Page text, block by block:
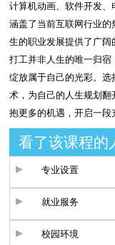
计算机动画、软件开发、
涵盖了当前互联网行业
生的职业发展提供了广阔
打工并非人生的唯一归
绽放属于自己的光彩。
术，为自己的人生规划
抱更多的机遇，开启一段
看了该课程的
专业设置
就业服务
校园环境